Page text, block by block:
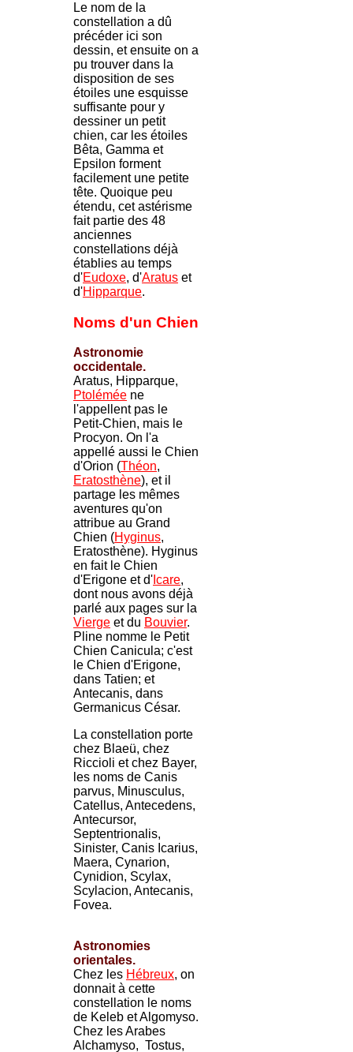
Le nom de la
constellation a dû
précéder ici son
dessin, et ensuite on a
pu trouver dans la
disposition de ses
étoiles une esquisse
suffisante pour y
dessiner un petit
chien, car les étoiles
Bêta, Gamma et
Epsilon forment
facilement une petite
tête. Quoique peu
étendu, cet astérisme
fait partie des 48
anciennes
constellations déjà
établies au temps
d'Eudoxe, d'Aratus et
d'Hipparque.
Noms d'un Chien
Astronomie
occidentale.
Aratus, Hipparque,
Ptolémée ne
l'appellent pas le
Petit-Chien, mais le
Procyon. On l'a
appellé aussi le Chien
d'Orion (Théon,
Eratosthène), et il
partage les mêmes
aventures qu'on
attribue au Grand
Chien (Hyginus,
Eratosthène). Hyginus
en fait le Chien
d'Erigone et d' Icare,
dont nous avons déjà
parlé aux pages sur la
Vierge et du Bouvier.
Pline nomme le Petit
Chien Canicula; c'est
le Chien d'Erigone,
dans Tatien; et
Antecanis, dans
Germanicus César.
La constellation porte
chez Blaeü, chez
Riccioli et chez Bayer,
les noms de Canis
parvus, Minusculus,
Catellus, Antecedens,
Antecursor,
Septentrionalis,
Sinister, Canis Icarius,
Maera, Cynarion,
Cynidion, Scylax,
Scylacion, Antecanis,
Fovea.
Astronomies
orientales.
Chez les Hébreux, on
donnait à cette
constellation le noms
de Keleb et Algomyso.
Chez les Arabes
Alchamyso, Tostus,